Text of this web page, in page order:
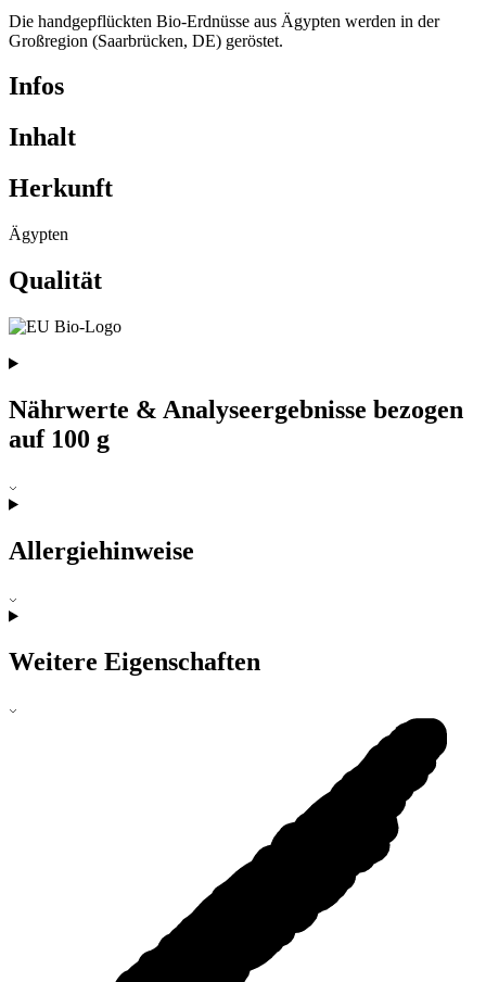
Die handgepflückten Bio-Erdnüsse aus Ägypten werden in der
Großregion (Saarbrücken, DE) geröstet.
Infos
Inhalt
Herkunft
Ägypten
Qualität
Nährwerte & Analyseergebnisse bezogen
auf 100 g
Allergiehinweise
Weitere Eigenschaften